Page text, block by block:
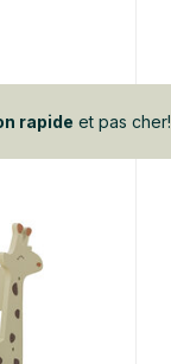
rapide et pas cher!